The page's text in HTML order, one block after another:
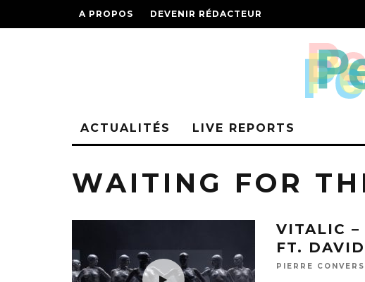
A PROPOS DEVENIR RÉDACTEUR
ACTUALITÉS LIVE REPORTS
WAITING FOR
VITALIC –
FT.
PIERRE CONVERS